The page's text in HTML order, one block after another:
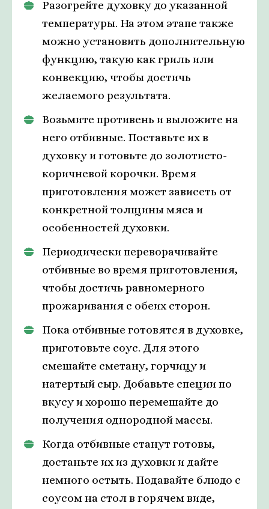
Разогрейте духовку до указанной
температуры. На этом этапе также
можно установить дополнительную
функцию, такую как гриль или
конвекцию, чтобы достичь
желаемого результата.
Возьмите противень и выложите на
него отбивные. Поставьте их в
духовку и готовьте до золотисто-
коричневой корочки. Время
приготовления может зависеть от
конкретной толщины мяса и
особенностей духовки.
Периодически переворачивайте
отбивные во время приготовления,
чтобы достичь равномерного
прожаривания с обеих сторон.
Пока отбивные готовятся в духовке,
приготовьте соус. Для этого
смешайте сметану, горчицу и
натертый сыр. Добавьте специи по
вкусу и хорошо перемешайте до
получения однородной массы.
Когда отбивные станут готовы,
достаньте их из духовки и дайте
немного остыть. Подавайте блюдо с
соусом на стол в горячем виде,